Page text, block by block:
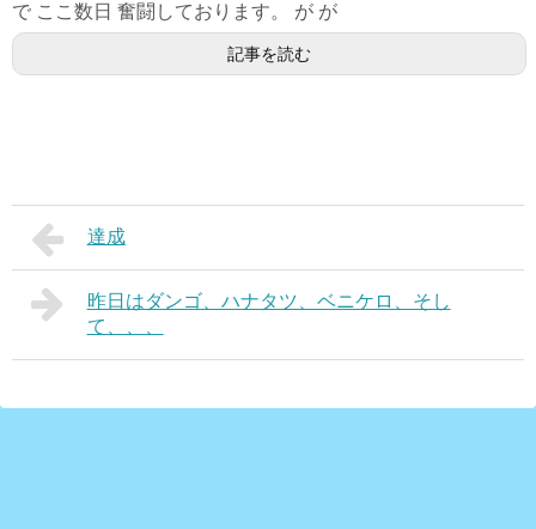
で ここ数日 奮闘しております。 が が
記事を読む
達成
昨日はダンゴ、ハナタツ、ベニケロ、そし
て、、、